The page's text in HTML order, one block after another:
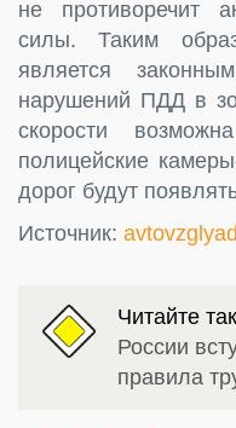
не противоречит
силы. Таким
является
нарушений ПДД в
скорости
полицейские
дорог будут
Источник:
Читайте
России
правила